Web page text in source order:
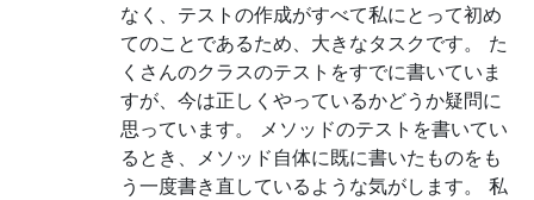
なく、テストの作成がすべて私にとって初め
てのことであるため、大きなタスクです。 た
くさんのクラスのテストをすでに書いていま
すが、今は正しくやっているかどうか疑問に
思っています。 メソッドのテストを書いてい
るとき、メソッド自体に既に書いたものをも
う一度書き直しているような気がします。 私